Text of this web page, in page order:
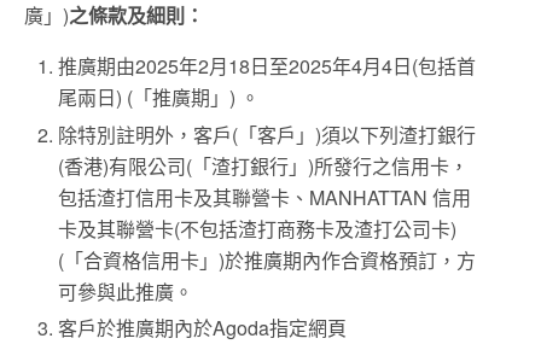
廣」)之條款及細則：
推廣期由2025年2月18日至2025年4月4日(包括首
尾兩日) (「推廣期」) 。
除特別註明外，客戶(「客戶」)須以下列渣打銀行
(香港)有限公司(「渣打銀行」)所發行之信用卡，
包括渣打信用卡及其聯營卡、MANHATTAN 信用
卡及其聯營卡(不包括渣打商務卡及渣打公司卡)
(「合資格信用卡」)於推廣期內作合資格預訂，方
可參與此推廣。
客戶於推廣期內於Agoda指定網頁